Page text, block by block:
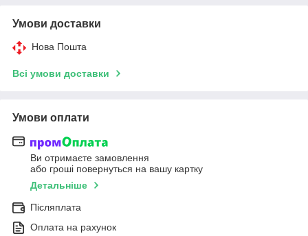
Умови доставки
Нова Пошта
Всі умови доставки
Умови оплати
Ви отримаєте замовлення
або гроші повернуться на вашу картку
Детальніше
Післяплата
Оплата на рахунок